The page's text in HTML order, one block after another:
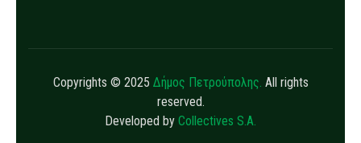
Copyrights © 2025 Δήμος Πετρούπολης. All rights
reserved.
Developed by Collectives S.A.